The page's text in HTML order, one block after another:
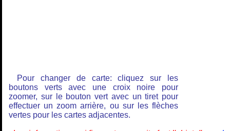
Pour changer de carte: cliquez sur les
boutons verts avec une croix noire pour
zoomer, sur le bouton vert avec un tiret pour
effectuer un zoom arrière, ou sur les flèches
vertes pour les cartes adjacentes.